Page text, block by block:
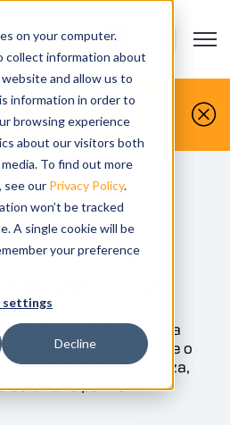
on your computer.
collect information about
and allow us to
information in order to
browsing experience
about our visitors both
To find out more
see our Privacy Policy.
won’t be tracked
A single cookie will be
your preference
settings
Decline
Open
CONTATTACI Show
noi le simuliamo.
gratuita oggi stesso.
licenza
Vericut
una nuova licenza
una licenza preesistente o
che riguardino la licenza,
soluzione per voi.